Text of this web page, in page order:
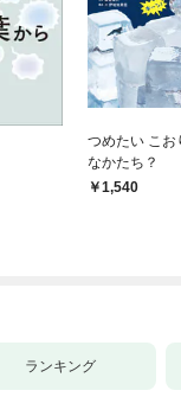
つめたい こお
なかたち？
1,540
ランキング